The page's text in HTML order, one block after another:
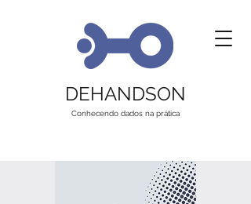
DEHANDSON
Conhecendo dados na prática